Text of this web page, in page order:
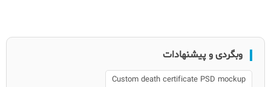
وبگردی و پیشنهادات
Custom death certificate PSD mockup